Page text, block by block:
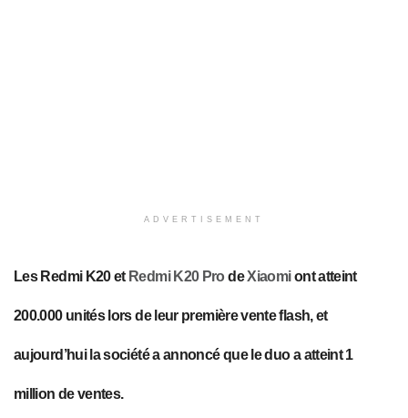
ADVERTISEMENT
Les Redmi K20 et Redmi K20 ProdeXiaomiont atteint
200.000 unités lors de leur première vente flash, et
aujourd’hui la société a annoncé que le duo a atteint 1
million de ventes.